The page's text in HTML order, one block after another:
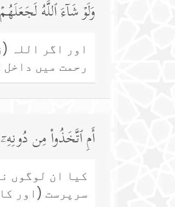
وَلَوۡ شَاۤءَ ٱللَّهُ
اور اگر اللہ
رحمت میں
أَمِ ٱتَّخَذُوا۟ مِن
کیا ان لوگوں
سرپرست (اور